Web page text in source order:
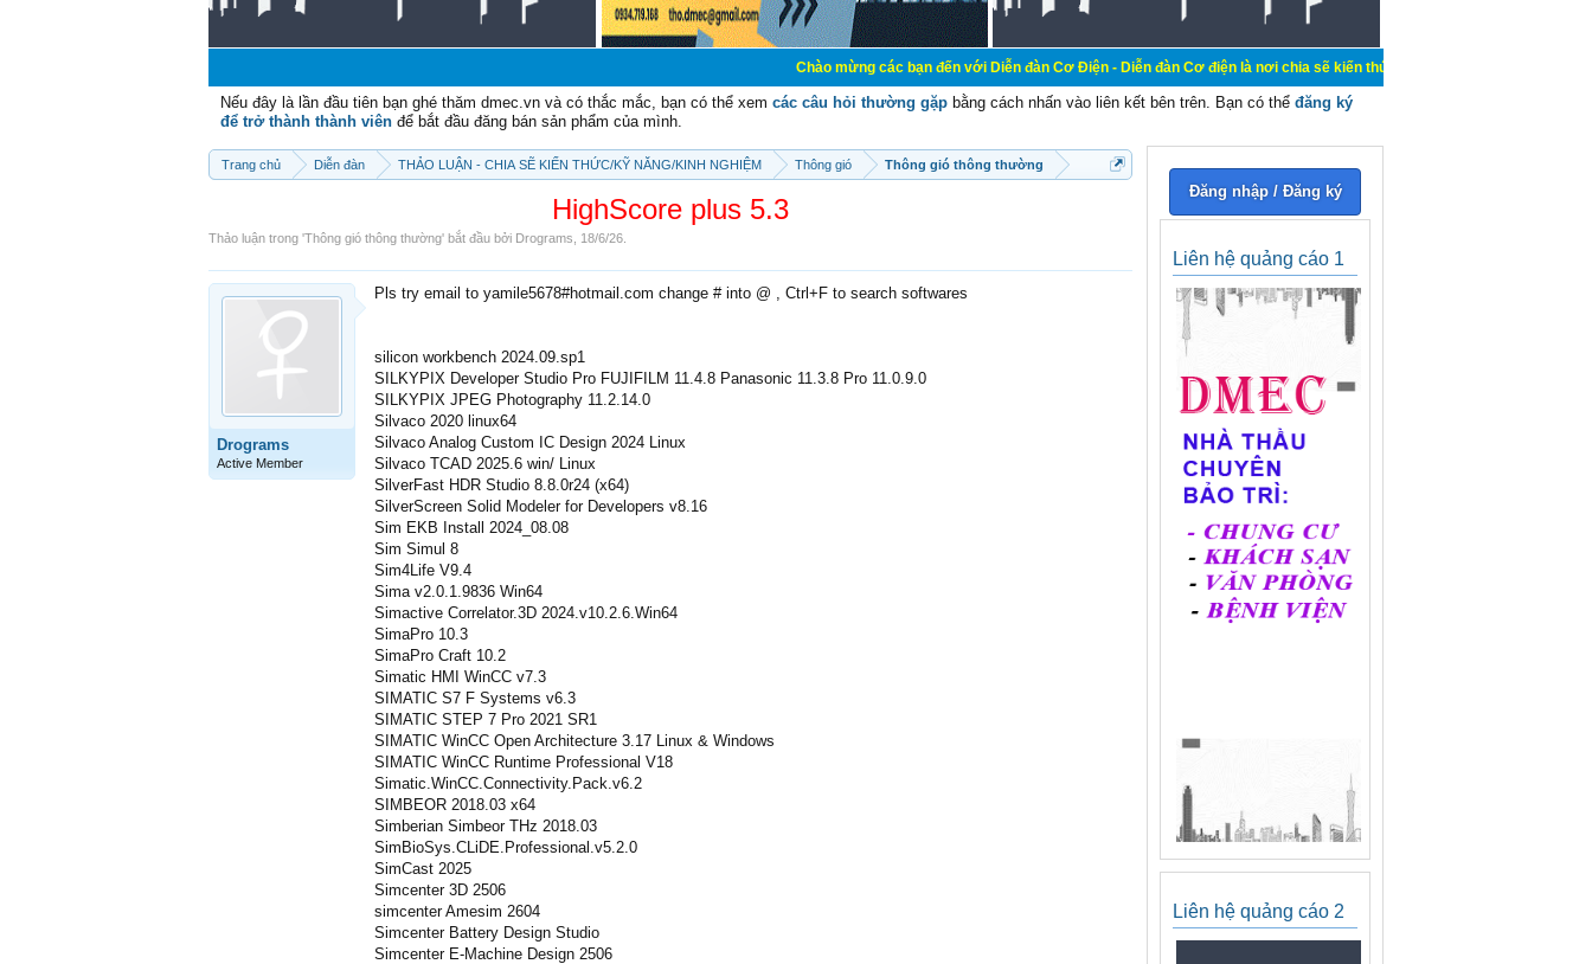
Chào mừng các bạn đến với Diễn đàn Cơ Điện - Diễn đàn Cơ điện là nơi chia sẽ kiến thức kinh nghiệm trong lãnh vực cơ
Nếu đây là lần đầu tiên bạn ghé thăm dmec.vn và có thắc mắc, bạn có thể xem các câu hỏi thường gặp bằng cách nhấn vào liên kết bên trên. Bạn có thể đăng ký
để trở thành thành viên để bắt đầu đăng bán sản phẩm của mình.
Trang chủ Diễn đàn THẢO LUẬN - CHIA SẼ KIẾN THỨC/KỸ NĂNG/KINH NGHIỆM Thông gió Thông gió thông thường
HighScore plus 5.3
Thảo luận trong 'Thông gió thông thường' bắt đầu bởi Drograms 18/6/26
Drograms
Active Member
Pls try email to yamile5678#hotmail.com change # into @ , Ctrl+F to search softwares
silicon workbench 2024.09.sp1
SILKYPIX Developer Studio Pro FUJIFILM 11.4.8 Panasonic 11.3.8 Pro 11.0.9.0
SILKYPIX JPEG Photography 11.2.14.0
Silvaco 2020 linux64
Silvaco Analog Custom IC Design 2024 Linux
Silvaco TCAD 2025.6 win/ Linux
SilverFast HDR Studio 8.8.0r24 (x64)
SilverScreen Solid Modeler for Developers v8.16
Sim EKB Install 2024_08.08
Sim Simul 8
Sim4Life V9.4
Sima v2.0.1.9836 Win64
Simactive Correlator.3D 2024.v10.2.6.Win64
SimaPro 10.3
SimaPro Craft 10.2
Simatic HMI WinCC v7.3
SIMATIC S7 F Systems v6.3
SIMATIC STEP 7 Pro 2021 SR1
SIMATIC WinCC Open Architecture 3.17 Linux & Windows
SIMATIC WinCC Runtime Professional V18
Simatic.WinCC.Connectivity.Pack.v6.2
SIMBEOR 2018.03 x64
Simberian Simbeor THz 2018.03
SimBioSys.CLiDE.Professional.v5.2.0
SimCast 2025
Simcenter 3D 2506
simcenter Amesim 2604
Simcenter Battery Design Studio
Simcenter E-Machine Design 2506
Đăng nhập / Đăng ký
Liên hệ quảng cáo 1
Liên hệ quảng cáo 2